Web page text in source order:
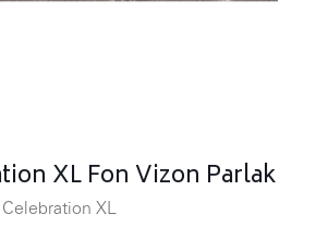
XL Fon Vizon Parlak
Celebration XL